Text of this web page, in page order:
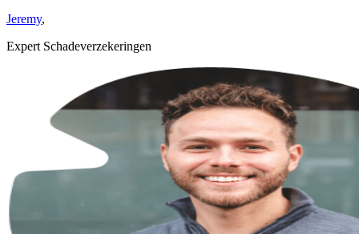
Jeremy,
Expert Schadeverzekeringen